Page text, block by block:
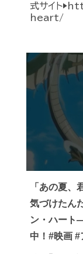
式サイト
heart/
「あの夏
気づけたん
ン・ハート
中！#映画 #